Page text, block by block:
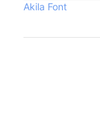
Akila Font